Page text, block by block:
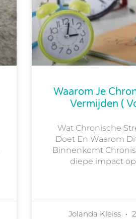
Waarom Je
Vermijden (
Wat Chronische
Doet En Waarom
Binnenkomt
diepe impact
Jolanda Kleiss